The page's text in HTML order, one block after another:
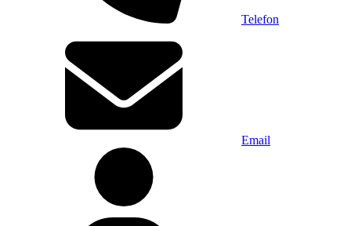
Telefon
Email